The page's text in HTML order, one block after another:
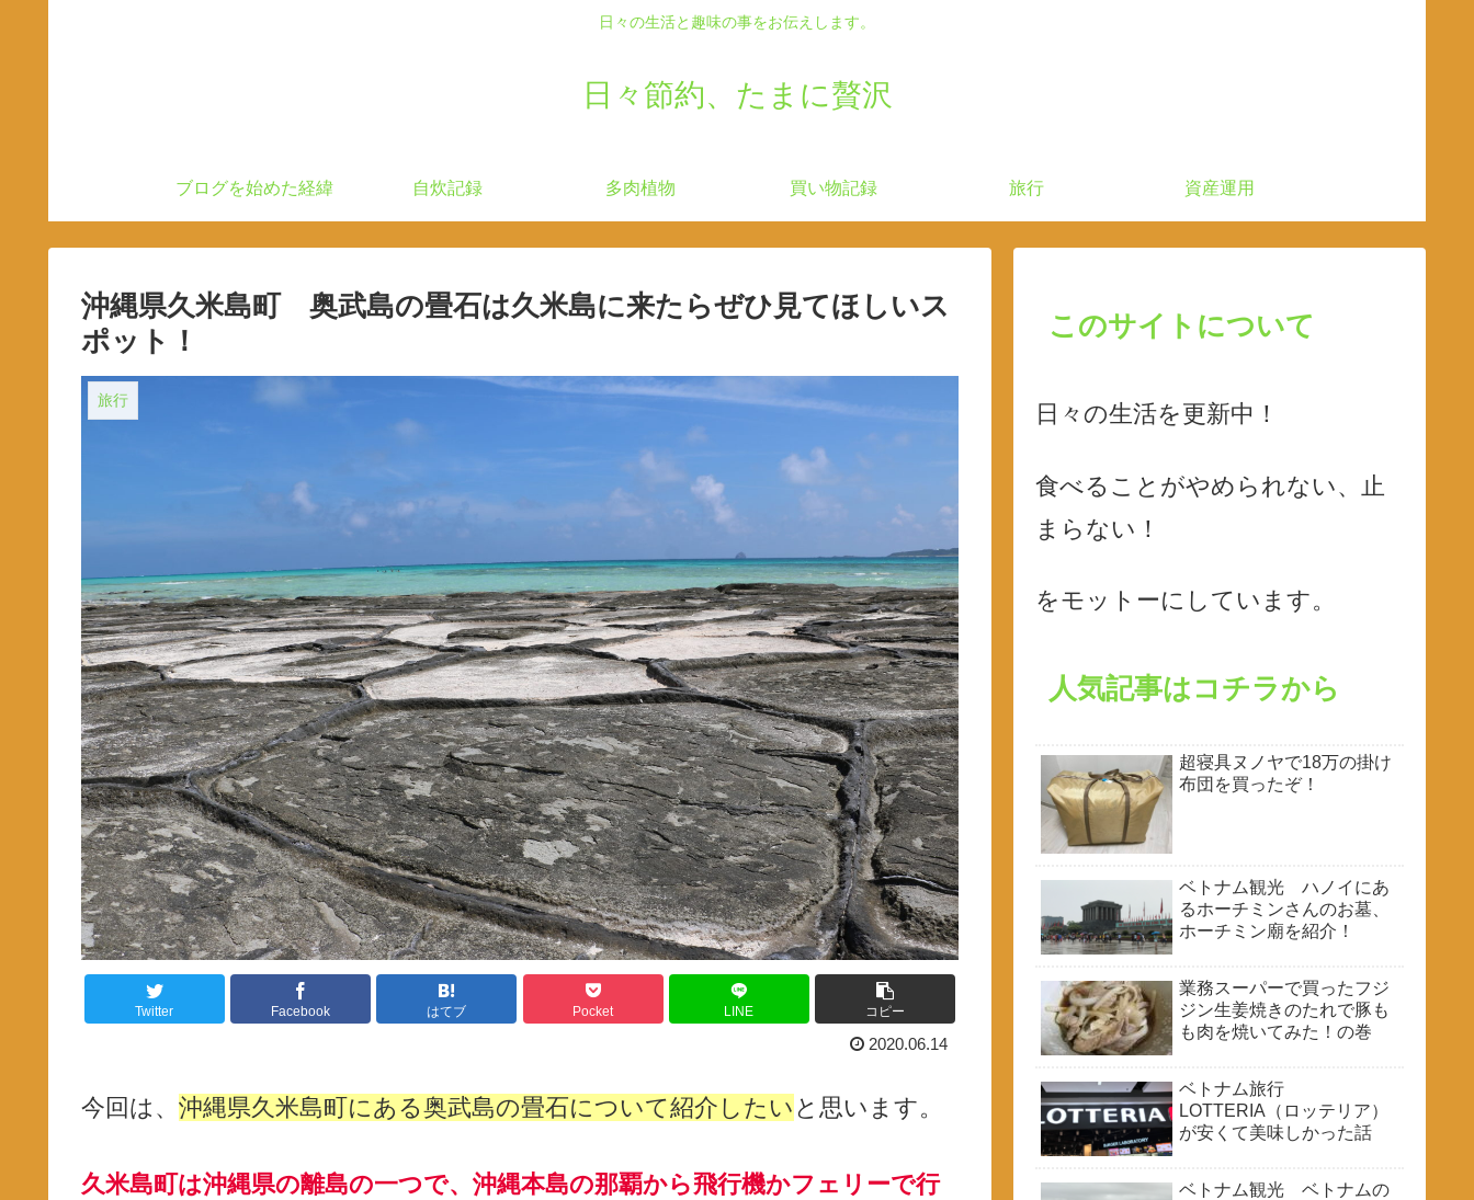
日々の生活と趣味の事をお伝えします。
日々節約、たまに贅沢
ブログを始めた経緯 自炊記録 多肉植物 買い物記録 旅行 資産運用
沖縄県久米島町 奥武島の畳石は久米島に来たらぜひ見てほしいス
ポット！
旅行
Twitter Facebook はてブ Pocket LINE コピー
2020.06.14
今回は、 沖縄県久米島町にある奥武島の畳石について紹介したい と思います。
久米島町は沖縄県の離島の一つで、沖縄本島の那覇から飛行機かフェリーで行
このサイトについて
日々の生活を更新中！
食べることがやめられない、止
まらない！
をモットーにしています。
人気記事はコチラから
超寝具ヌノヤで18万の掛け
布団を買ったぞ！
ベトナム観光 ハノイにあ
るホーチミンさんのお墓、
ホーチミン廟を紹介！
業務スーパーで買ったフジ
ジン生姜焼きのたれで豚も
も肉を焼いてみた！の巻
ベトナム旅行
LOTTERIA（ロッテリア）
が安くて美味しかった話
ベトナム観光 ベトナムの